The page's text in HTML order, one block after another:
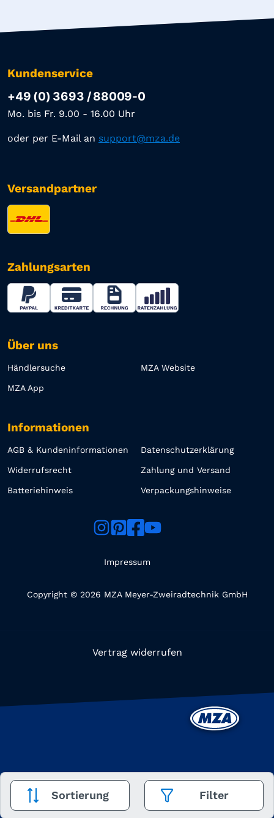
Sortierung Filter
Kundenservice
+49 (0) 3693 / 88009-0
Mo. bis Fr. 9.00 - 16.00 Uhr
oder per E-Mail an support@mza.de
Versandpartner
Zahlungsarten
Über uns
Händlersuche MZA Website
MZA App
Informationen
AGB & Kundeninformationen Datenschutzerklärung
Widerrufsrecht Zahlung und Versand
Batteriehinweis Verpackungshinweise
Impressum
Copyright © 2026 MZA Meyer-Zweiradtechnik GmbH
Vertrag widerrufen